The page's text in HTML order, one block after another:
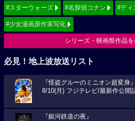
#スターウォーズ #名探偵コナン #ディ
#少女漫画原作実写化
シリーズ・映画祭作品を
必見！地上波放送リスト
『怪盗グルーのミニオン超変身』
8/10(月) フジテレビ/最新作公開
『銀河鉄道の夜』